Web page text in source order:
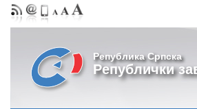
Република Српска
Републички